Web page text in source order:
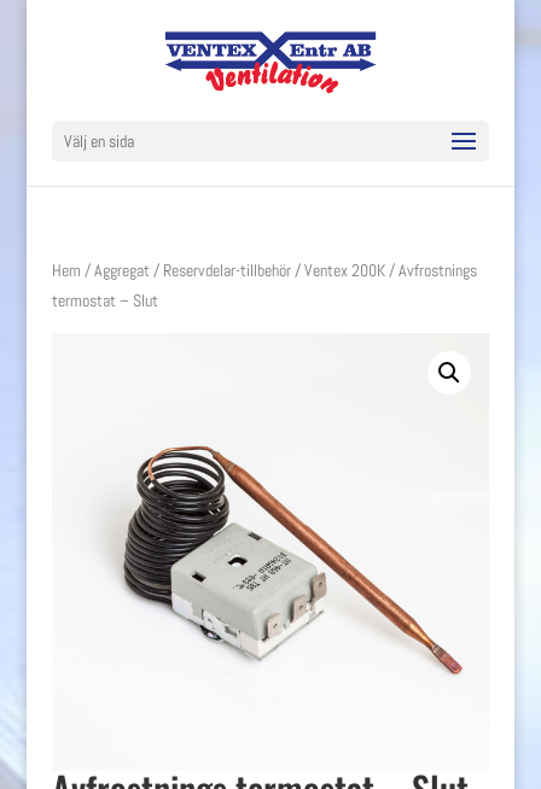
Välj en sida
Hem /Aggregat / Reservdelar-tillbehör/Ventex 200K/ Avfrostnings
termostat – Slut